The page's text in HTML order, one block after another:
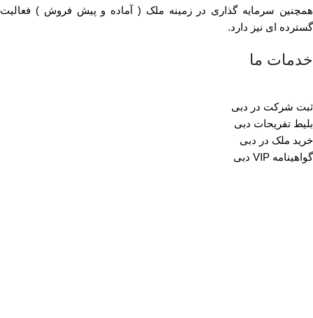
همچنین سرمایه گذاری در زمینه ملک ( آماده و پیش فروش ) فعالیت
گسترده ای نیز دارد.
خدمات ما
ثبت شرکت در دبی
بلیط تفریحات دبی
خرید ملک در دبی
گواهینامه VIP دبی